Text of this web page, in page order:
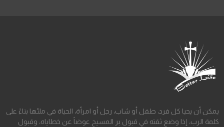
يمكن أن يحيا كل فرد، طفل أو شاب، رجل أو امرأة، الحياة في ملئها بناءً على
كلمة الرب، إذا وضع ثقته في قبول بر المسيح عوضاً عن خطاياه، وقبول